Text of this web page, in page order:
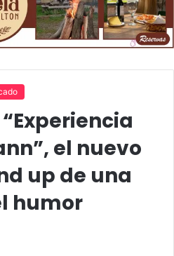
el nuevo
up de una
humor